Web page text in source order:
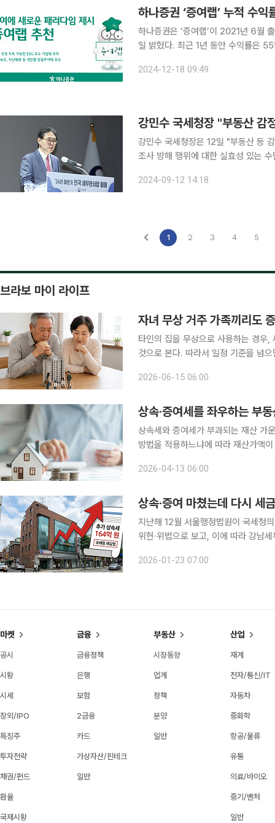
하나증권 ‘증여랩’ 누적 수
하나증권은 ‘증여랩’이 2021년 6월
일 밝혔다. 최근 1년 동안 수익률은
델로 기용해 혁신적이라는 평을 받으
2024-12-18 09:49
강민수 국세청장 "부동산 감
강민수 국세청장은 12일 "부동산 등
조사 방해 행위에 대한 실효성 있는 수단 도입
민생에 큰 부담을 주지 않으면서 과세
2024-09-12 14:18
1 2 3 4 5
브라보 마이 라이프
자녀 무상 거주 가족끼리도
타인의 집을 무상으로 사용하는 경우,
것으로 본다. 따라서 일정 기준을 넘
2026-06-15 06:00
상속·증여세를 좌우하는 부
상속세와 증여세가 부과되는 재산 가
방법을 적용하느냐에 따라 재산가액
가 선택할 수 있는 방식도 존재한다.
2026-04-13 06:00
상속·증여 마쳤는데 다시 세
지난해 12월 서울행정법원이 국세청
위헌·위법으로 보고, 이에 따라 강남
사정은 무엇인지, 꼬마빌딩의 상속·증
2026-01-23 07:00
마켓
공시
시황
시세
장외/IPO
특징주
투자전략
채권/펀드
환율
국제시황
금융
금융정책
은행
보험
2금융
카드
가상자산/핀테크
일반
부동산
시장동향
업계
정책
분양
일반
산업
재계
전자/통신/IT
자동차
중화학
항공/물류
유통
의료/바이오
중기/벤처
일반